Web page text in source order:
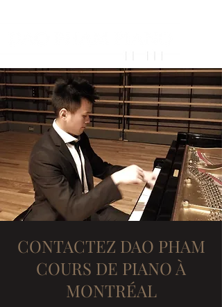
CONTACTEZ DAO PHAM
COURS DE PIANO À
MONTRÉAL